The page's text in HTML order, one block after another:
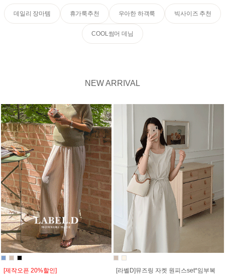
데일리 장마템 휴가룩추천 우아한 하객룩 빅사이즈 추천
COOL썸머 데님
NEW ARRIVAL
[제작오픈 20%할인]
[라벨D]뮤즈링 자켓 원피스set*임부복